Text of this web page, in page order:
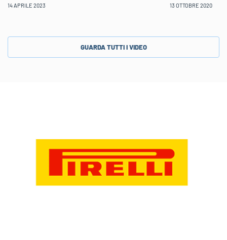
14 APRILE 2023 13 OTTOBRE 2020
GUARDA TUTTI I VIDEO